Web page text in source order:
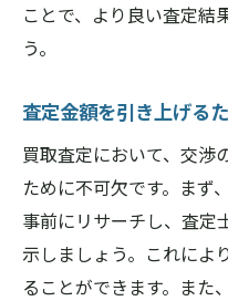
ことで、より良い査定結
う。
査定金額を引き上げる
買取査定において、交渉
ために不可欠です。まず
事前にリサーチし、査定
示しましょう。これによ
ることができます。また